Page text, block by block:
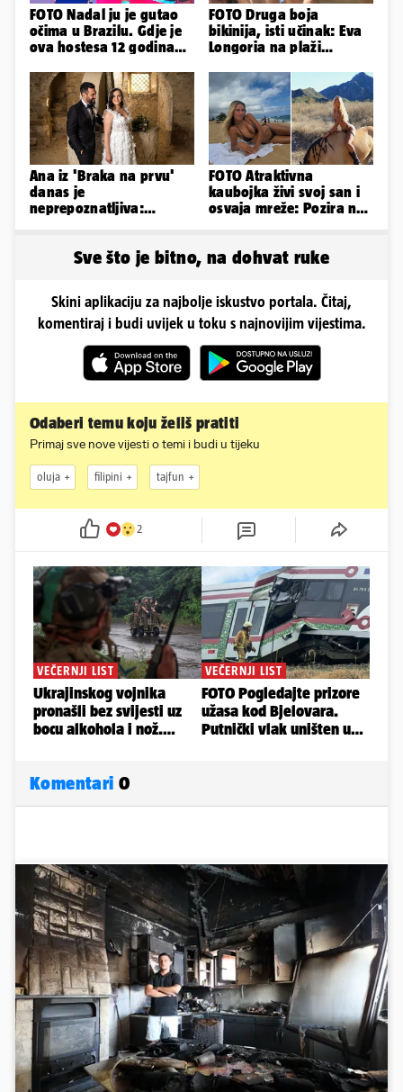
FOTO Nadal ju je gutao
očima u Brazilu. Gdje je
ova hostesa 12 godina
FOTO Druga boja
bikinija, isti učinak: Eva
Longoria na plaži
obline
Ana iz 'Braka na prvu'
danas je
neprepoznatljiva:
FOTO Atraktivna
kaubojka živi svoj san i
osvaja mreže: Pozira na
Sve što je bitno, na dohvat ruke
Skini aplikaciju za najbolje iskustvo portala. Čitaj,
komentiraj i budi uvijek u toku s najnovijim vijestima.
Odaberi temu koju želiš pratiti
Primaj sve nove vijesti o temi i budi u tijeku
oluja filipini tajfun
2
Komentari 0